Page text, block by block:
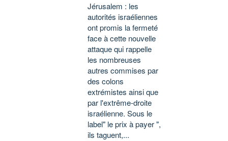
Jérusalem : les
autorités israéliennes
ont promis la fermeté
face à cette nouvelle
attaque qui rappelle
les nombreuses
autres commises par
des colons
extrémistes ainsi que
par l'extrême-droite
israélienne. Sous le
label" le prix à payer ",
ils taguent,...